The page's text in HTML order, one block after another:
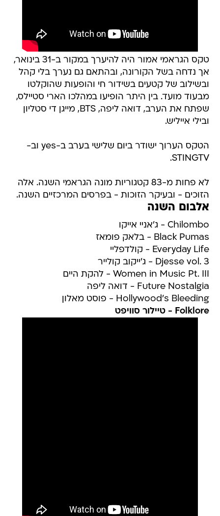
טקס הגראמי אמור היה להיערך במקור ב-31 בינואר,
אך נדחה בשל הקורונה, ובהתאם גם נערך בלי קהל
ובשילוב של קטעים בשידור חי והופעות שהוקלטו
מבעוד מועד. בין היתר הופיעו במהלכו הארי סטיילס,
שפתח את הערב, דואה ליפה, BTS, מייגן די סטליון
ובילי אייליש.
הטקס הערוך ישודר ביום שלישי בערב ב-yes וב-
STINGTV.
לא פחות מ-83 קטגוריות מונה הגראמי השנה. אלה
הזוכים - ובעיקר הזוכות - בפרסים המרכזיים השנה.
אלבום השנה
Chilombo - ג'אניי אייקו
Black Pumas - בלאק פומאז
Everyday Life - קולדפליי
Djesse vol. 3 - ג'ייקוב קולייר
Women in Music Pt. III - להקת היים
Future Nostalgia - דואה ליפה
Hollywood's Bleeding - פוסט מאלון
Folklore - טיילור סוויפט